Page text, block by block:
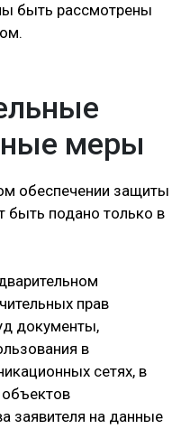
быть рассмотрены
меры
обеспечении защиты
быть подано только в
прав
документы,
в
сетях, в
объектов
заявителя на данные